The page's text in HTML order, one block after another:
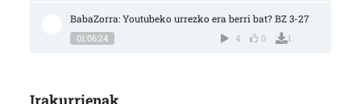
BabaZorra: Youtubeko urrezko era berri bat? BZ 3-27
01:06:24 4 0 1
Irakurrienak